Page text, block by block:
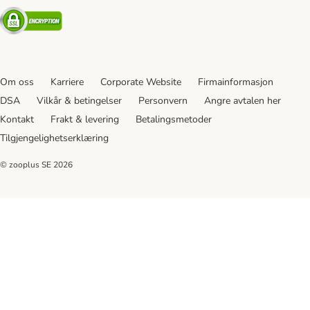
Security
Om oss Karriere Corporate Website
Firmainformasjon
DSA
Vilkår & betingelser Personvern
Angre avtalen her
Kontakt
Frakt & levering
Betalingsmetoder
Tilgjengelighetserklæring
© zooplus SE 2026